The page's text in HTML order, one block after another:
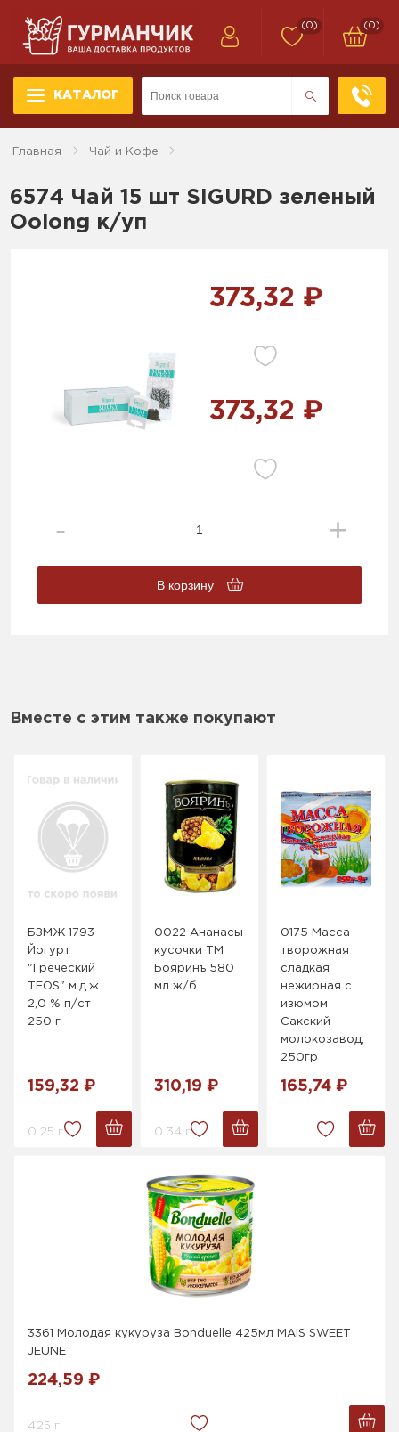
КАТАЛОГ
(0) (0)
Главная Чай и Кофе
6574 Чай 15 шт SIGURD зеленый
Oolong к/уп
373,32 ₽
373,32 ₽
В корзину
Вместе с этим также покупают
БЗМЖ 1793
Йогурт
"Греческий
TEOS" м.д.ж.
2,0 % п/ст
250 г
159,32 ₽
0.25 г.
0022 Ананасы
кусочки ТМ
Бояринъ 580
мл ж/б
310,19 ₽
0.34 г.
0175 Масса
творожная
сладкая
нежирная с
изюмом
Сакский
молокозавод,
250гр
165,74 ₽
3361 Молодая кукуруза Bonduelle 425мл MAIS SWEET
JEUNE
224,59 ₽
425 г.